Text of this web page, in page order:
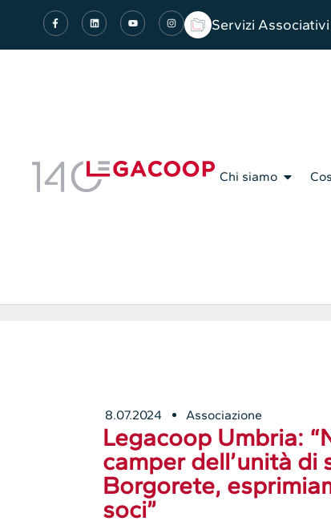
Servizi Associativi
Chi siamo
8.07.2024 Associazione
Legacoop Umbria:
camper dell’unità
Borgorete,
soci”